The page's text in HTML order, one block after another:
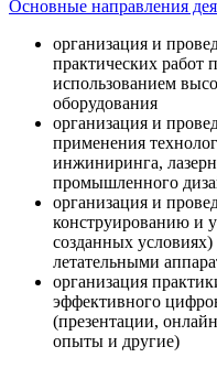
Основные направления
организация и
практических работ
использованием
оборудования
организация и
применения
инжиниринга,
промышленного
организация и
конструированию и
созданных
летательными
организация
эффективного
(презентации,
опыты и другие)